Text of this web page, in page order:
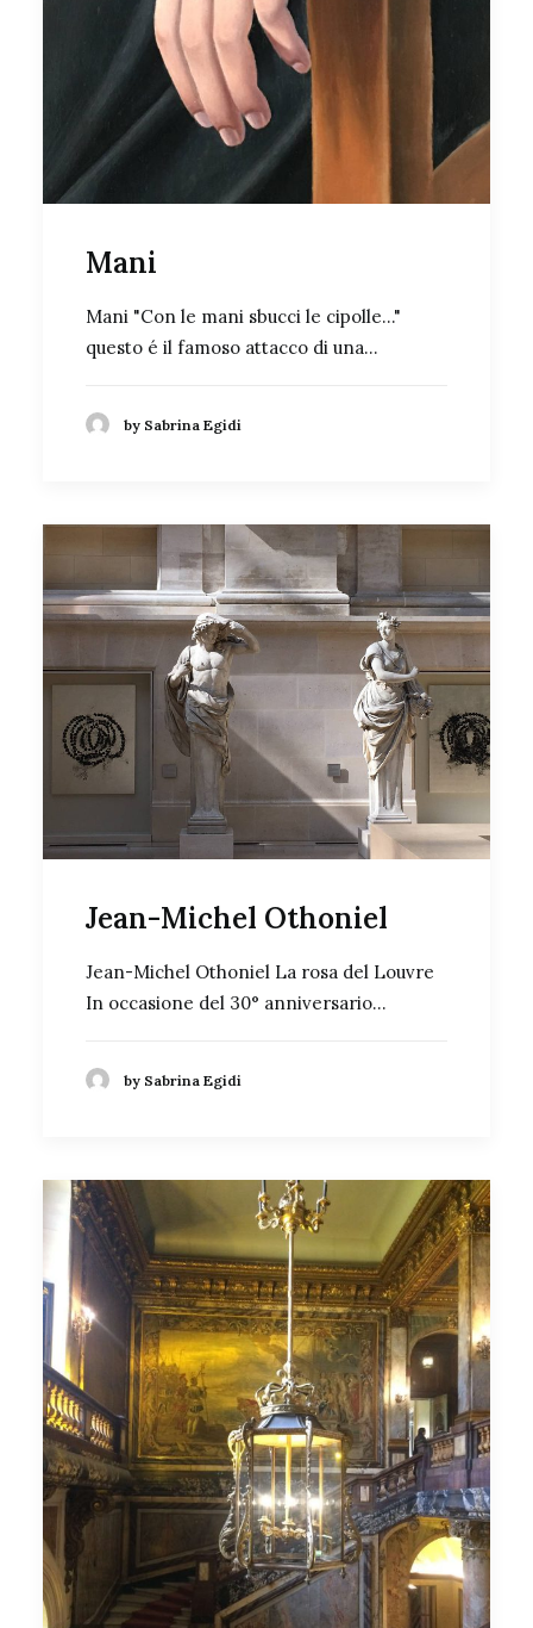
Mani
Mani "Con le mani sbucci le cipolle..."
questo é il famoso attacco di una…
by Sabrina Egidi
Jean-Michel Othoniel
Jean-Michel Othoniel La rosa del Louvre
In occasione del 30° anniversario…
by Sabrina Egidi